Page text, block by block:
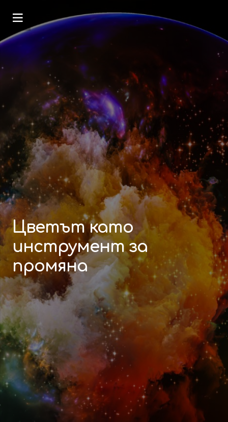
Цветът като
инструмент за
промяна